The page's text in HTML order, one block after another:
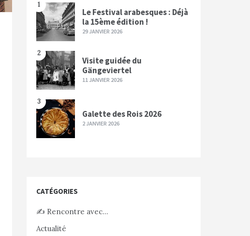
1
Le Festival arabesques : Déjà
la 15ème édition !
29 JANVIER 2026
2
Visite guidée du
Gängeviertel
11 JANVIER 2026
3
Galette des Rois 2026
2 JANVIER 2026
CATÉGORIES
✍️ Rencontre avec…
Actualité